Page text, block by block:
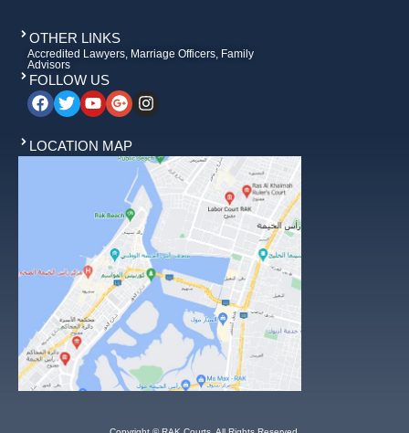
OTHER LINKS
Accredited Lawyers, Marriage Officers, Family
Advisors
FOLLOW US
LOCATION MAP